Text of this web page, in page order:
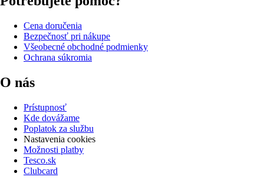
Cena doručenia
Bezpečnosť pri nákupe
Všeobecné obchodné podmienky
Ochrana súkromia
O nás
Prístupnosť
Kde dovážame
Poplatok za službu
Nastavenia cookies
Možnosti platby
Tesco.sk
Clubcard